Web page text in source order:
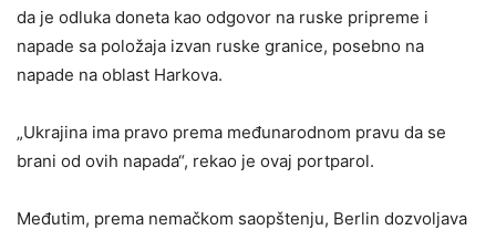
da je odluka doneta kao odgovor na ruske pripreme i
napade sa položaja izvan ruske granice, posebno na
napade na oblast Harkova.
„Ukrajina ima pravo prema međunarodnom pravu da se
brani od ovih napada“, rekao je ovaj portparol.
Međutim, prema nemačkom saopštenju, Berlin dozvoljava